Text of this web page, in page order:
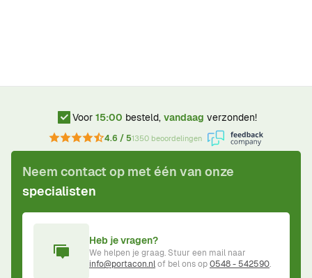
Voor 15:00 besteld, vandaag verzonden!
4.6 / 51350 beoordelingen
Neem contact op met één van onze
specialisten
Heb je vragen?
We helpen je graag. Stuur een mail naar
info@portacon.nlof bel ons op0548 - 542590.